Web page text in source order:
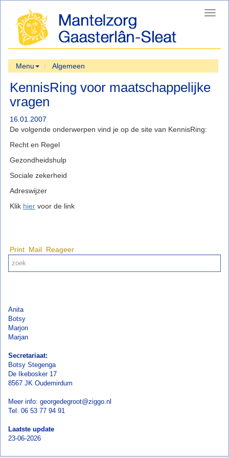
Menu Algemeen
KennisRing voor maatschappelijke
vragen
16.01.2007
De volgende onderwerpen vind je op de site van KennisRing:
Recht en Regel
Gezondheidshulp
Sociale zekerheid
Adreswijzer
Klik hier voor de link
Print Mail Reageer
Anita
Botsy
Marjon
Marjan
Secretariaat:
Botsy Stegenga
De Ikebosker 17
8567 JK Oudemirdum
Meer info: georgedegroot@ziggo.nl
Tel. 06 53 77 94 91
Laatste update
23-06-2026